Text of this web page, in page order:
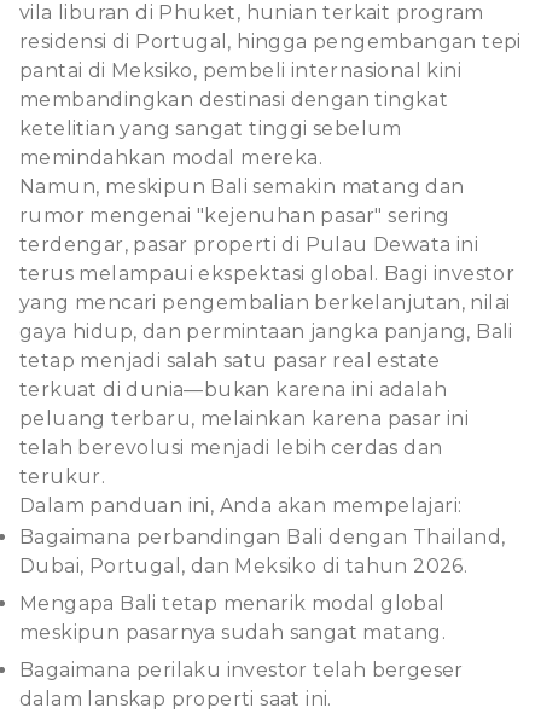
vila liburan di Phuket, hunian terkait program
residensi di Portugal, hingga pengembangan tepi
pantai di Meksiko, pembeli internasional kini
membandingkan destinasi dengan tingkat
ketelitian yang sangat tinggi sebelum
memindahkan modal mereka.
Namun, meskipun Bali semakin matang dan
rumor mengenai "kejenuhan pasar" sering
terdengar, pasar properti di Pulau Dewata ini
terus melampaui ekspektasi global. Bagi investor
yang mencari pengembalian berkelanjutan, nilai
gaya hidup, dan permintaan jangka panjang, Bali
tetap menjadi salah satu pasar real estate
terkuat di dunia—bukan karena ini adalah
peluang terbaru, melainkan karena pasar ini
telah berevolusi menjadi lebih cerdas dan
terukur.
Dalam panduan ini, Anda akan mempelajari:
Bagaimana perbandingan Bali dengan Thailand,
Dubai, Portugal, dan Meksiko di tahun 2026.
Mengapa Bali tetap menarik modal global
meskipun pasarnya sudah sangat matang.
Bagaimana perilaku investor telah bergeser
dalam lanskap properti saat ini.